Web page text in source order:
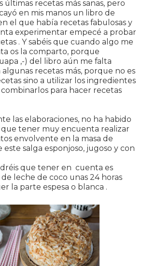
últimas recetas más sanas, pero
en mis manos un libro de
el que había recetas fabulosas y
experimentar empecé a probar
. Y sabéis que cuando algo me
os la comparto, porque
,-) del libro aún me falta
recetas más, porque no es
sino a utilizar los ingredientes
para hacer recetas
las elaboraciones, no ha habido
que tener muy encuenta realizar
envolvente en la masa de
salga esponjoso, jugoso y con
que tener en cuenta es
leche de coco unas 24 horas
la parte espesa o blanca .